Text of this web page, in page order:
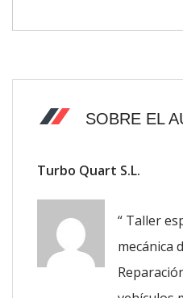
SOBRE EL
Turbo Quart S.L.
“ Taller
mecánica